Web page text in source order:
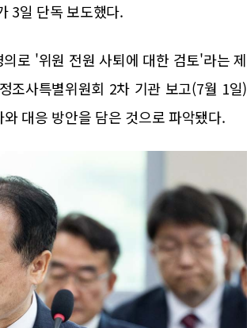
3일 단독 보도했다.
로 '위원 전원 사퇴에 대한 검토'라는 제
조사특별위원회 2차 기관 보고(7월 1일)
대응 방안을 담은 것으로 파악됐다.